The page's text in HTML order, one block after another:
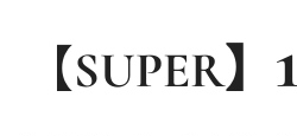
【SUPER】